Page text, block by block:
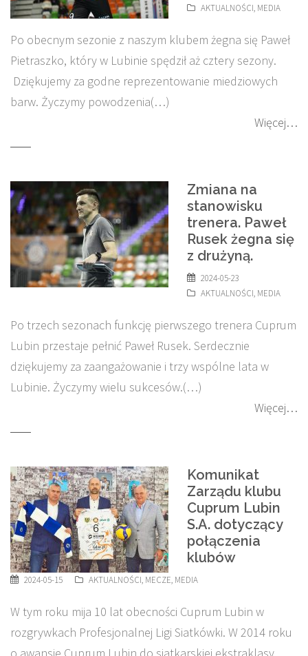
AKTUALNOŚCI, MEDIA
Po obecnym sezonie z naszym klubem żegna się Paweł
Pietraszko, który w Lubinie spędził aż cztery sezony.
Dziękujemy za godne reprezentowanie miedziowych
barw. Życzymy powodzenia(…)
Więcej…
Zmiana na
stanowisku
trenera. Paweł
Rusek żegna się
z drużyną.
2024-05-23
AKTUALNOŚCI, MEDIA
Po trzech sezonach funkcję pierwszego trenera Cuprum
Lubin przestaje pełnić Paweł Rusek. Serdecznie
dziękujemy za zaangażowanie i trzy wspólne lata w
Lubinie. Życzymy wielu sukcesów.(…)
Więcej…
Komunikat
Zarządu klubu
Cuprum Lubin
S.A. dotyczący
połączenia
klubów
2024-05-15 AKTUALNOŚCI, MECZE, MEDIA
W tym roku mija 10 lat obecności Cuprum Lubin w
rozgrywkach Profesjonalnej Ligi Siatkówki. W 2014 roku